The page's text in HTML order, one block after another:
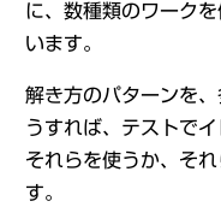
に、数種類のワーク
います。
解き方のパターンを
うすれば、テストで
それらを使うか、そ
す。